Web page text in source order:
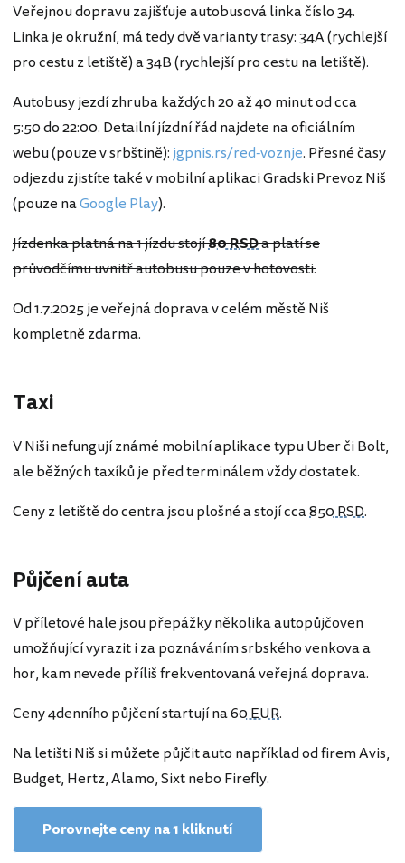
Veřejnou dopravu zajišťuje autobusová linka číslo 34.
Linka je okružní, má tedy dvě varianty trasy: 34A (rychlejší
pro cestu z letiště) a 34B (rychlejší pro cestu na letiště).
Autobusy jezdí zhruba každých 20 až 40 minut od cca
5:50 do 22:00. Detailní jízdní řád najdete na oficiálním
webu (pouze v srbštině):jgpnis.rs/red-voznje. Přesné časy
odjezdu zjistíte také v mobilní aplikaci Gradski Prevoz Niš
(pouze naGoogle Play).
Jízdenka platná na 1 jízdu stojí80 RSDa platí se
průvodčímu uvnitř autobusu pouze v hotovosti.
Od 1.7.2025 je veřejná doprava v celém městě Niš
kompletně zdarma.
Taxi
V Niši nefungují známé mobilní aplikace typu Uber či Bolt,
ale běžných taxíků je před terminálem vždy dostatek.
Ceny z letiště do centra jsou plošné a stojí cca850 RSD.
Půjčení auta
V příletové hale jsou přepážky několika autopůjčoven
umožňující vyrazit i za poznáváním srbského venkova a
hor, kam nevede příliš frekventovaná veřejná doprava.
Ceny 4denního půjčení startují na60 EUR.
Na letišti Niš si můžete půjčit auto například od firem Avis,
Budget, Hertz, Alamo, Sixt nebo Firefly.
Porovnejte ceny na 1 kliknutí